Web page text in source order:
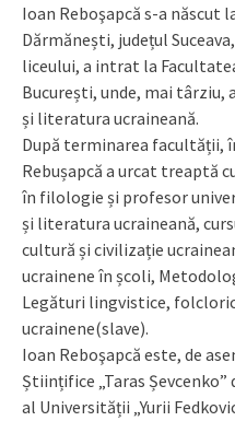
Ioan Reboşapcă s-a născut
Dărmănești, județul
liceului, a intrat la
București, unde, mai
și literatura ucraineană.
După terminarea facultății,
Rebușapcă a urcat treaptă
în filologie și profesor
și literatura ucraineană,
cultură și civilizație
ucrainene în școli,
Legături lingvistice,
ucrainene(slave).
Ioan Reboşapcă este, de
Științifice „Taras
al Universității „Yurii